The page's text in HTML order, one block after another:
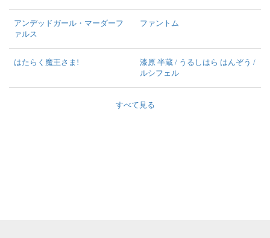
アンデッドガール・マーダーフ
ァルス
ファントム
はたらく魔王さま!
漆原 半蔵 / うるしはら はんぞう /
ルシフェル
すべて見る